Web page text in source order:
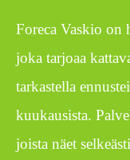
Foreca Vaskio on
joka tarjoaa
tarkastella
kuukausista.
joista näet